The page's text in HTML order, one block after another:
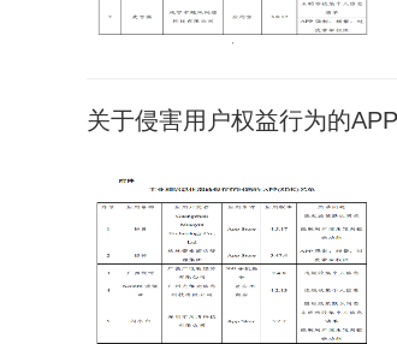
关于侵害用户权益行为的